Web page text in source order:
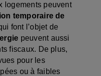
logements peuvent
temporaire de
font l’objet de
peuvent aussi
fiscaux. De plus,
pour les
ou à faibles